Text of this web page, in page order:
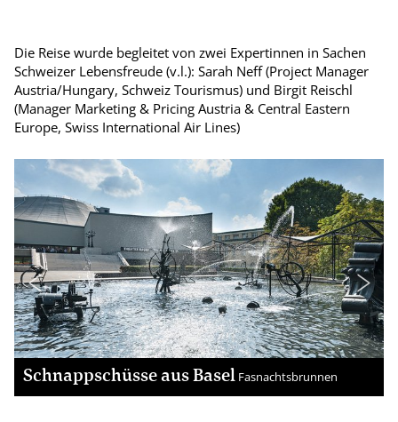
Die Reise wurde begleitet von zwei Expertinnen in Sachen
Schweizer Lebensfreude (v.l.): Sarah Neff (Project Manager
Austria/Hungary, Schweiz Tourismus) und Birgit Reischl
(Manager Marketing & Pricing Austria & Central Eastern
Europe, Swiss International Air Lines)
Schnappschüsse aus Basel Fasnachtsbrunnen